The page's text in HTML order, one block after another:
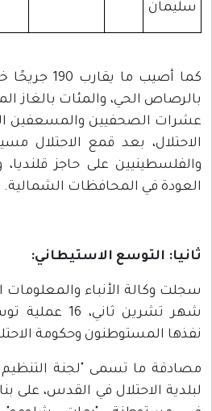
سليمان
كما أصيب ما
الحي، والمئات بالغاز
الصحفيين والمسعفين
بعد قمع الاحتلال
على حاجز قلنديا،
في المحافظات الشمالية.
التوسع الاستيطاني:
وكالة الأنباء والمعلومات
شهر تشرين ثاني، 16
المستوطنون وحكومة
ما تسمى "لجنة التنظيم